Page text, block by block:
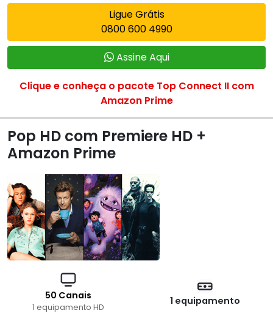
Ligue Grátis
0800 600 4990
Assine Aqui
Clique e conheça o pacote Top Connect II com
Amazon Prime
Pop HD com Premiere HD +
Amazon Prime
50 Canais
1 equipamento HD
1 equipamento